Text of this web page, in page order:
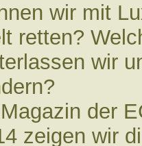
wir mit
retten?
wir
der
zeigen wir